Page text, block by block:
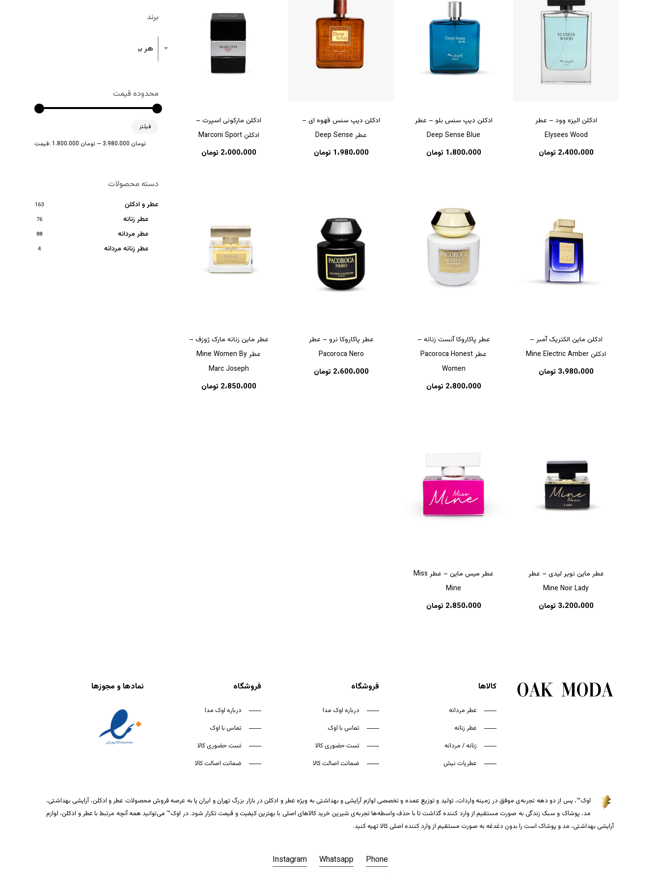
هیچ محصولی در سبد خرید نیست.
برند
هر برند
محدوده قیمت
فیلتر
قیمت:
1،800،000 تومان — 3،980،000 تومان
دسته محصولات
عطر و ادکلن 163
عطر زنانه 76
عطر مردانه 88
عطر زنانه مردانه 4
ادکلن الیزه وود – عطر
Elysees Wood
2،400،000 تومان
ادکلن دیپ سنس بلو – عطر
Deep Sense Blue
1،800،000 تومان
ادکلن دیپ سنس قهوه ای –
عطر Deep Sense
1،980،000 تومان
ادکلن مارکونی اسپرت –
ادکلن Marconi Sport
2،000،000 تومان
ادکلن ماین الکتریک آمبر –
ادکلن Mine Electric Amber
3،980،000 تومان
عطر پاکاروکا آنست زنانه –
عطر Pacoroca Honest
Women
2،800،000 تومان
عطر پاکاروکا نرو – عطر
Pacoroca Nero
2،600،000 تومان
عطر ماین زنانه مارک ژوزف –
عطر Mine Women By
Marc Joseph
2،850،000 تومان
عطر ماین نویر لیدی – عطر
Mine Noir Lady
3،200،000 تومان
عطر میس ماین – عطر Miss
Mine
2،850،000 تومان
کالاها
عطر مردانه
عطر زنانه
زنانه / مردانه
عطریات نیش
فروشگاه
درباره اوک مدا
تماس با اوک
تست حضوری کالا
ضمانت اصالت کالا
فروشگاه
درباره اوک مدا
تماس با اوک
تست حضوری کالا
ضمانت اصالت کالا
نمادها و مجوزها
اوک™، پس از دو دهه تجربه‌ی موفق در زمینه واردات، تولید و توزیع عمده و تخصصی لوازم آرایشی و بهداشتی به ویژه عطر و ادکلن در بازار بزرگ تهران و ایران پا به عرصه فروش محصولات عطر و ادکلن، آرایشی بهداشتی،
مد، پوشاک و سبک زندگی به صورت مستقیم از وارد کننده گذاشت تا با حذف واسطه‌ها تجربه‌ی شیرین خرید کالاهای اصلی با بهترین کیفیت و قیمت تکرار شود. در اوک™ می‌توانید همه آنچه مرتبط با عطر و ادکلن، لوازم
آرایشی بهداشتی، مد و پوشاک است را بدون دغدغه به صورت مستقیم از وارد کننده اصلی کالا تهیه کنید.
Instagram Whatsapp Phone